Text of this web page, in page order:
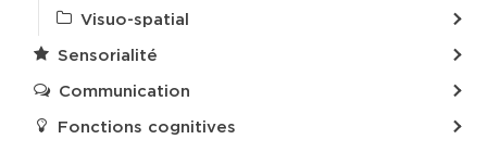
Visuo-spatial
Sensorialité
Communication
Fonctions cognitives